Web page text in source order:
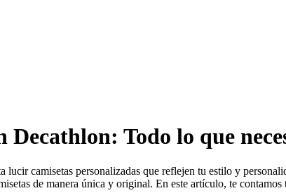
Decathlon: Todo lo que
lucir camisetas personalizadas que reflejen tu estilo y
de manera única y original. En este artículo, te